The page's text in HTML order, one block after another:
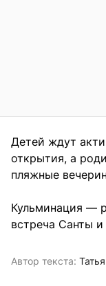
Детей ждут
открытия, а
пляжные
Кульминация —
встреча Санты
Автор текста: